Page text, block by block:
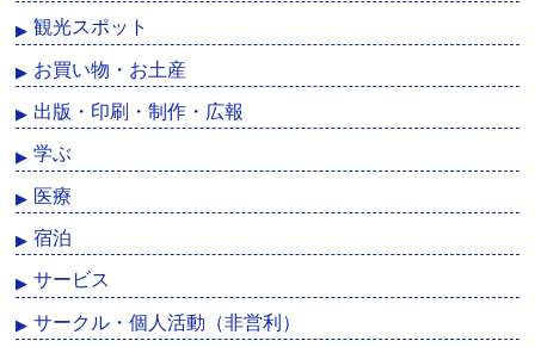
観光スポット
お買い物・お土産
出版・印刷・制作・広報
学ぶ
医療
宿泊
サービス
サークル・個人活動（非営利）